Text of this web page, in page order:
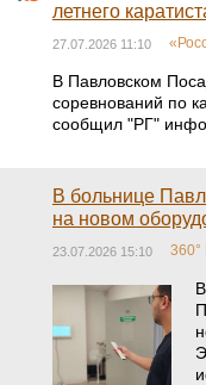
летнего
27.07.2026 11:10
В Павловском
соревнований по
сообщил "РГ"
В больнице
на новом
23.07.2026 15:10 360°